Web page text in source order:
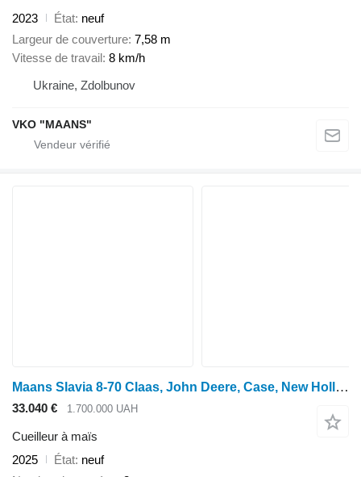
2023
État neuf
Largeur de couverture 7,58 m
Vitesse de travail 8 km/h
Ukraine, Zdolbunov
VKO "MAANS"
Maans Slavia 8-70 Claas, John Deere, Case, New Holland
33.040 € 1.700.000 UAH
Cueilleur à maïs
2025
État neuf